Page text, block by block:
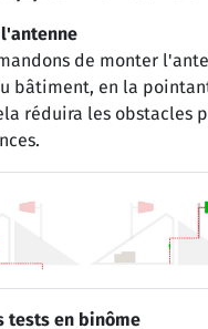
de monter
bâtiment, en la
réduira les obstacles
tests en binôme